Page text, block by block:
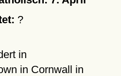
?
in
in Cornwall in